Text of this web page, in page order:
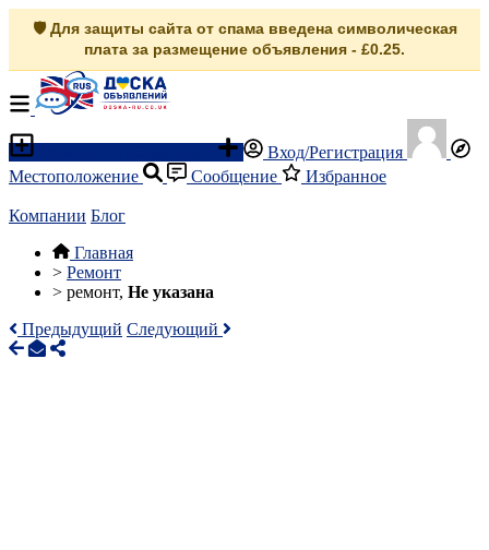
🛡️ Для защиты сайта от спама введена символическая
плата за размещение объявления - £0.25.
Вход/Регистрация
Местоположение
Сообщение Избранное
Компании Блог
Главная
> Ремонт
> ремонт, Не указана
Предыдущий Следующий